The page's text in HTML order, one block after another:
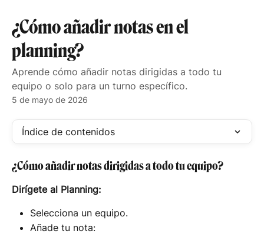
¿Cómo añadir notas en el
planning?
Aprende cómo añadir notas dirigidas a todo tu
equipo o solo para un turno específico.
5 de mayo de 2026
Índice de contenidos
¿Cómo añadir notas dirigidas a todo tu equipo?
Dirígete al Planning:
Selecciona un equipo.
Añade tu nota: